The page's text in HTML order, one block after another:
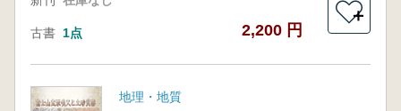
古書 1点 2,200 円
＋
地理・地質